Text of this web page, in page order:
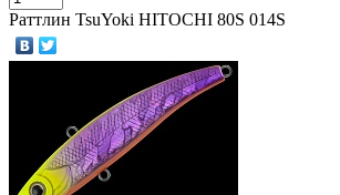
Раттлин TsuYoki HITOCHI 80S 014S